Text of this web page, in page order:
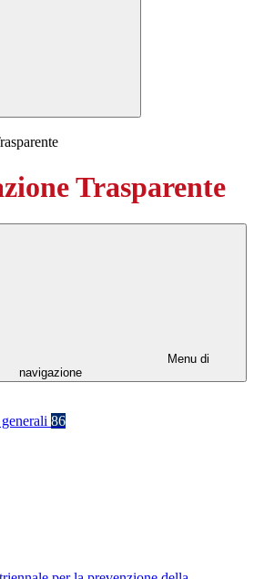
Trasparente
Menu di
navigazione
86